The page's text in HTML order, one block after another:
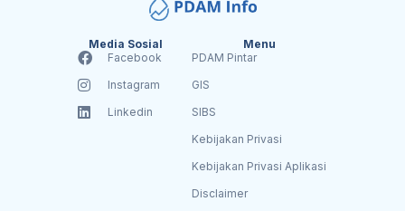
Media Sosial
Facebook
Instagram
Linkedin
Menu
PDAM Pintar
GIS
SIBS
Kebijakan Privasi
Kebijakan Privasi Aplikasi
Disclaimer